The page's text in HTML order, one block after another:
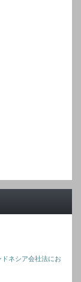
ネシア会社法にお